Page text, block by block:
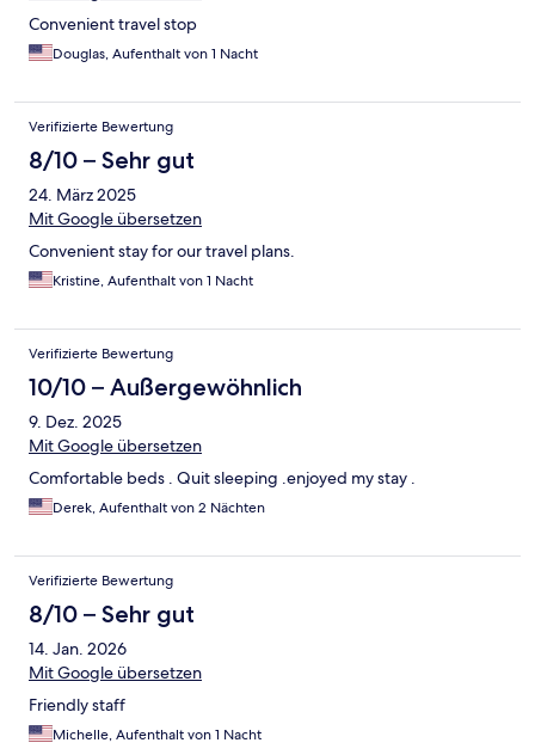
Convenient travel stop
Douglas, Aufenthalt von 1 Nacht
Verifizierte Bewertung
8/10 – Sehr gut
24. März 2025
Mit Google übersetzen
Convenient stay for our travel plans.
Kristine, Aufenthalt von 1 Nacht
Verifizierte Bewertung
10/10 – Außergewöhnlich
9. Dez. 2025
Mit Google übersetzen
Comfortable beds . Quit sleeping .enjoyed my stay .
Derek, Aufenthalt von 2 Nächten
Verifizierte Bewertung
8/10 – Sehr gut
14. Jan. 2026
Mit Google übersetzen
Friendly staff
Michelle, Aufenthalt von 1 Nacht